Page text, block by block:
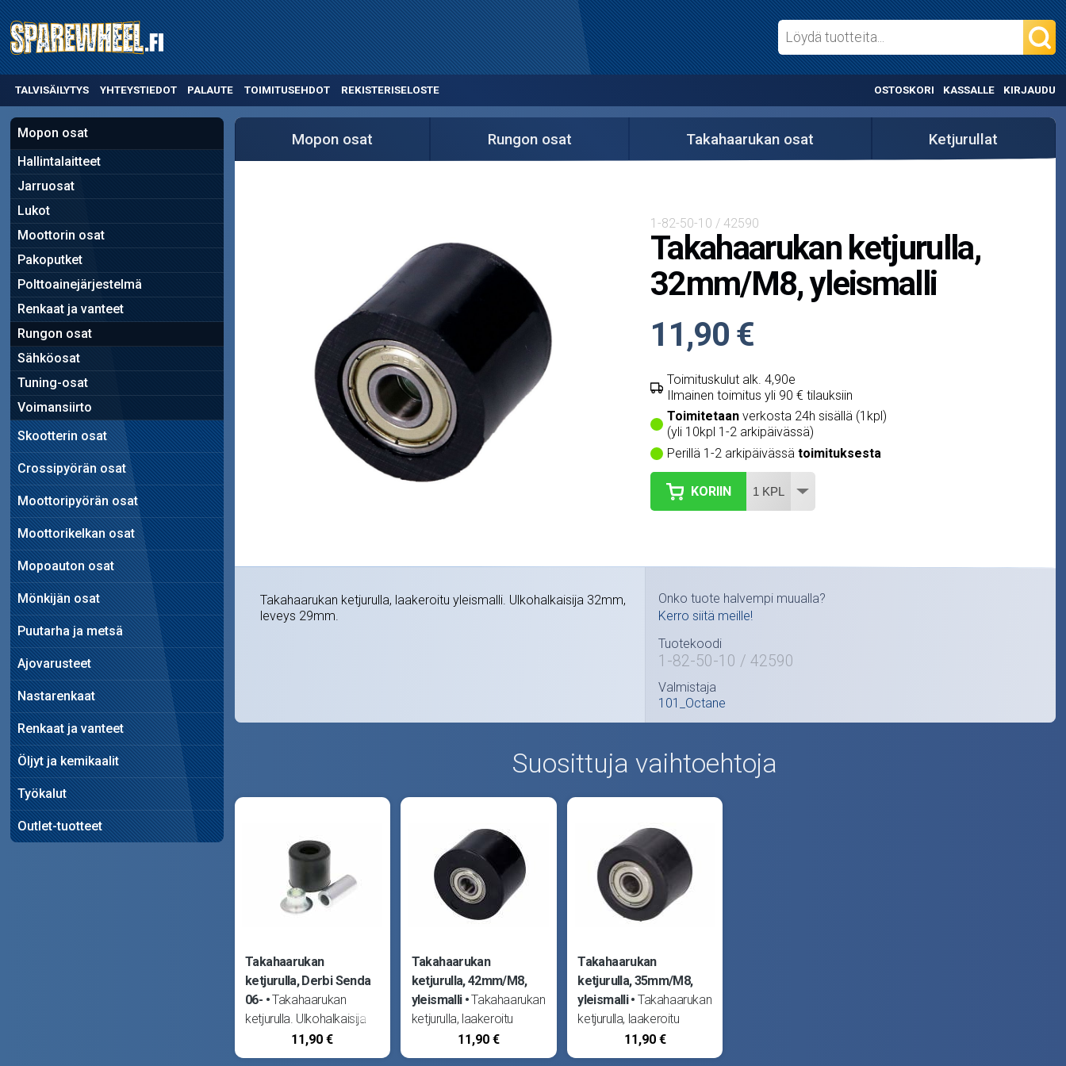
TALVISÄILYTYS YHTEYSTIEDOT PALAUTE TOIMITUSEHDOT REKISTERISELOSTE OSTOSKORI KASSALLE KIRJAUDU
Mopon osat
Hallintalaitteet
Jarruosat
Lukot
Moottorin osat
Pakoputket
Polttoainejärjestelmä
Renkaat ja vanteet
Rungon osat
Sähköosat
Tuning-osat
Voimansiirto
Skootterin osat
Crossipyörän osat
Moottoripyörän osat
Moottorikelkan osat
Mopoauton osat
Mönkijän osat
Puutarha ja metsä
Ajovarusteet
Nastarenkaat
Renkaat ja vanteet
Öljyt ja kemikaalit
Työkalut
Outlet-tuotteet
Mopon osat Rungon osat Takahaarukan osat Ketjurullat
1-82-50-10 / 42590
Takahaarukan ketjurulla,
32mm/M8, yleismalli
11,90 €
Toimituskulut alk. 4,90e
Ilmainen toimitus yli 90 € tilauksiin
Toimitetaanverkosta 24h sisällä (1kpl)
(yli 10kpl 1-2 arkipäivässä)
Perillä 1-2 arkipäivässä toimituksesta
KORIIN
Takahaarukan ketjurulla, laakeroitu yleismalli. Ulkohalkaisija 32mm,
leveys 29mm.
Onko tuote halvempi muualla?
Kerro siitä meille!
Tuotekoodi
1-82-50-10 / 42590
Valmistaja
101_Octane
Suosittuja vaihtoehtoja
Takahaarukan
ketjurulla, Derbi Senda
06-
Takahaarukan
ketjurulla. Ulkohalkaisija
32mm, leveys 30mm.
Sopii Aprilia RX50 07- ja
11,90 €
Takahaarukan
ketjurulla, 42mm/M8,
yleismalli
Takahaarukan
ketjurulla, laakeroitu
yleismalli. Ulkohalkaisija
42mm, leveys 29mm.
11,90 €
Takahaarukan
ketjurulla, 35mm/M8,
yleismalli
Takahaarukan
ketjurulla, laakeroitu
yleismalli. Ulkohalkaisija
35mm, leveys 26mm.
11,90 €